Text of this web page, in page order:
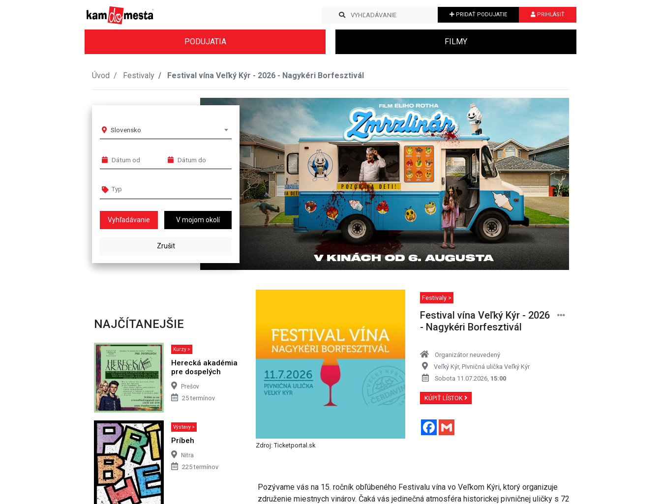
PRIDAŤ PODUJATIE PRIHLÁSIŤ
PODUJATIA FILMY
Úvod Festivaly Festival vína Veľký Kýr - 2026 - Nagykéri Borfesztivál
Slovensko
V mojom okolí
Previous Next
NAJČÍTANEJŠIE
Kurzy >
Herecká akadémia
pre dospelých
Prešov
25 termínov
Výstavy >
Príbeh
Nitra
225 termínov
Zdroj: Ticketportal.sk
Festivaly >
Festival vína Veľký Kýr - 2026
- Nagykéri Borfesztivál
Organizátor neuvedený
Veľký Kýr, Pivničná ulička Veľký Kýr
Sobota 11.07.2026, 15:00
KÚPIŤ LÍSTOK
Facebook
Pozývame vás na 15. ročník obľúbeného Festivalu vína vo Veľkom Kýri, ktorý organizuje
združenie miestnych vinárov. Čaká vás jedinečná atmosféra historickej pivničnej uličky s 72